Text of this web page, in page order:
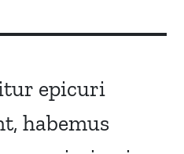
epicuri
habemus